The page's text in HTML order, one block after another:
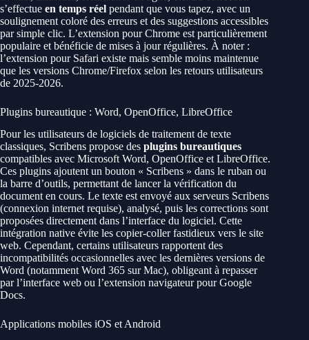
s’effectue en temps réel pendant que vous tapez, avec un
soulignement coloré des erreurs et des suggestions accessibles
par simple clic. L’extension pour Chrome est particulièrement
populaire et bénéficie de mises à jour régulières. À noter :
l’extension pour Safari existe mais semble moins maintenue
que les versions Chrome/Firefox selon les retours utilisateurs
de 2025-2026.
Plugins bureautique : Word, OpenOffice, LibreOffice
Pour les utilisateurs de logiciels de traitement de texte
classiques, Scribens propose des plugins bureautiques
compatibles avec Microsoft Word, OpenOffice et LibreOffice.
Ces plugins ajoutent un bouton « Scribens » dans le ruban ou
la barre d’outils, permettant de lancer la vérification du
document en cours. Le texte est envoyé aux serveurs Scribens
(connexion internet requise), analysé, puis les corrections sont
proposées directement dans l’interface du logiciel. Cette
intégration native évite les copier-coller fastidieux vers le site
web. Cependant, certains utilisateurs rapportent des
incompatibilités occasionnelles avec les dernières versions de
Word (notamment Word 365 sur Mac), obligeant à repasser
par l’interface web ou l’extension navigateur pour Google
Docs.
Applications mobiles iOS et Android